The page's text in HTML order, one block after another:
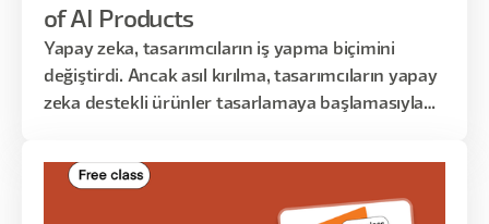
of AI Products
Yapay zeka, tasarımcıların iş yapma biçimini
değiştirdi. Ancak asıl kırılma, tasarımcıların yapay
zeka destekli ürünler tasarlamaya başlamasıyla
kullanıcıların gerçekten etkileşime girdiği AI
ürünlerini nasıl tasarlamamız gerektiğine